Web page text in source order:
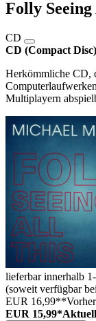
Folly
CD
CD (Compact Disc)
Herkömmliche CD,
Multiplayern
lieferbar innerhalb
(soweit verfügbar
EUR 16,99**
EUR 15,99*